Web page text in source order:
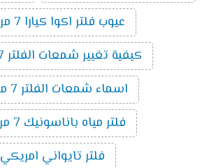
عيوب فلتر اكوا كيارا 7 مراحل
كيفية تغيير شمعات الفلتر 7 مراحل
اسماء شمعات الفلتر 7 مراحل
فلتر مياه باناسونيك 7 مراحل
فلتر تايواني امريكي